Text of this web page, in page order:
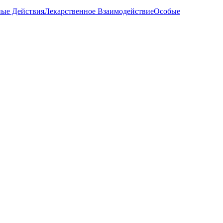
ДействияЛекарственное ВзаимодействиеОсобые